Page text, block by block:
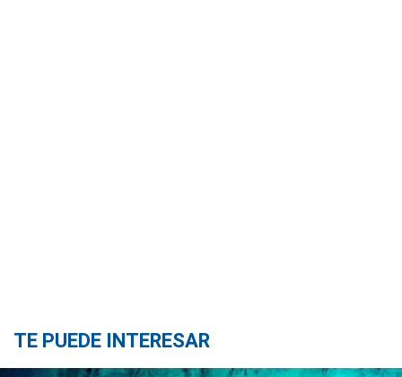
TE PUEDE INTERESAR